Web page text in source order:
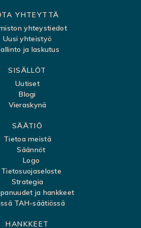
YHTEYTTÄ
yhteystiedot
Uusi yhteistyö
ja laskutus
SISÄLLÖT
Uutiset
Blogi
Vieraskynä
SÄÄTIÖ
Tietoa meistä
Säännöt
Logo
Tietosuojaseloste
Strategia
ja hankkeet
TAH-säätiössä
HANKKEET